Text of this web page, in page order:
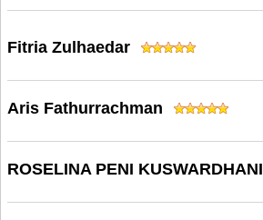
Fitria Zulhaedar
Aris Fathurrachman
ROSELINA PENI KUSWARDHANI